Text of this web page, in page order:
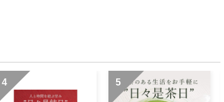
4 5